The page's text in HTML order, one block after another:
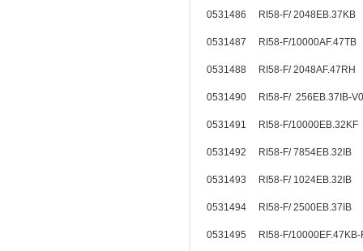
0531486 RI58-F/ 2048EB.37KB
0531487 RI58-F/10000AF.47TB
0531488 RI58-F/ 2048AF.47RH
0531490 RI58-F/
0531491 RI58-F/10000EB.32KF
0531492 RI58-F/ 7854EB.32IB
0531493 RI58-F/ 1024EB.32IB
0531494 RI58-F/ 2500EB.37IB
0531495 RI58-F/